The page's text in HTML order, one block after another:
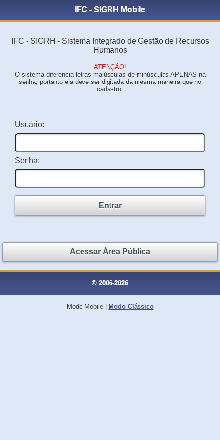
IFC - SIGRH Mobile
IFC - SIGRH - Sistema Integrado de Gestão de Recursos
Humanos
ATENÇÃO!
O sistema diferencia letras maiúsculas de minúsculas APENAS na
senha, portanto ela deve ser digitada da mesma maneira que no
cadastro.
Usuário:
Senha:
Entrar
Acessar Área Pública
© 2006-2026
Modo Mobile| Modo Clássico